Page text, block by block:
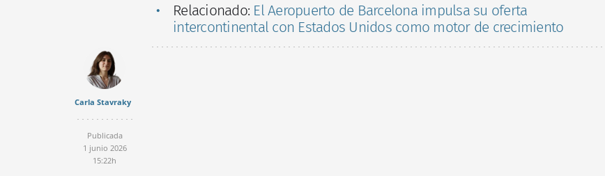
Relacionado: El Aeropuerto de Barcelona impulsa su oferta
intercontinental con Estados Unidos como motor de crecimiento
Carla Stavraky
Publicada
1 junio 2026
15:22h